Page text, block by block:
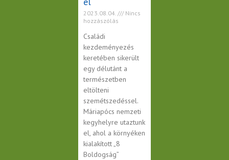
2023.08.04.
Nincs
hozzászólás
Családi
kezdeményezés
keretében sikerült
egy délutánt a
természetben
eltölteni
szemétszedéssel.
Máriapócs nemzeti
kegyhelyre utaztunk
el, ahol a környéken
kialakított „8
Boldogság”